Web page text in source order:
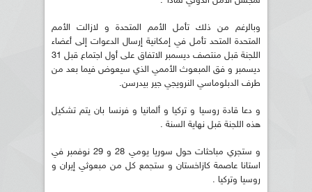
وبالرغم من ذلك تأمل الأمم المتحدة و لازالت الأمم
المتحدة المتحد تأمل في إمكانية إرسال الدعوات إلى أعضاء
اللجنة قبل منتصف ديسمبر الاتفاق على أول اجتماع قبل 31
ديسمبر و فق المبعوث الأممي الذي سيعوض فيما بعد من
طرف الدبلوماسي النرويجي جير بيدرسن.
و دعا قادة روسيا و تركيا و ألمانيا و فرنسا بان يتم تشكيل
هذه اللجنة قبل نهاية السنة .
و ستجري مباحثات حول سوريا يومي 28 و 29 نوفمبر في
استانا عاصمة كازاخستان و ستجمع كل من مبعوثي إيران و
روسيا وتركيا .